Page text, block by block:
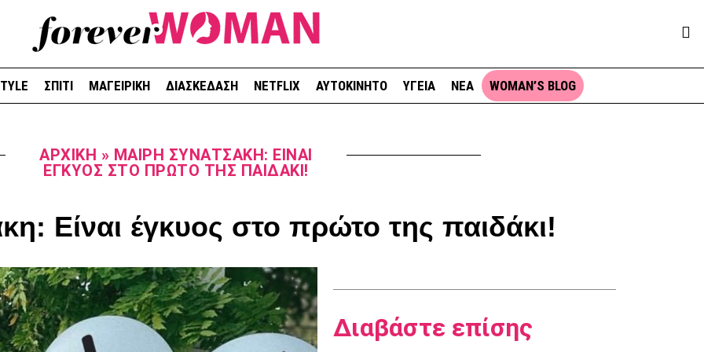
ΣΠΙΤΙ ΜΑΓΕΙΡΙΚΗ ΔΙΑΣΚΕΔΑΣΗ NETFLIX ΑΥΤΟΚΙΝΗΤΟ ΥΓΕΙΑ ΝΕΑ WOMAN’S BLOG
ΑΡΧΙΚΉ » ΜΑΊΡΗ ΣΥΝΑΤΣΆΚΗ: ΕΊΝΑΙ
ΈΓΚΥΟΣ ΣΤΟ ΠΡΏΤΟ ΤΗΣ ΠΑΙΔΆΚΙ!
Είναι έγκυος στο πρώτο της παιδάκι!
Διαβάστε επίσης